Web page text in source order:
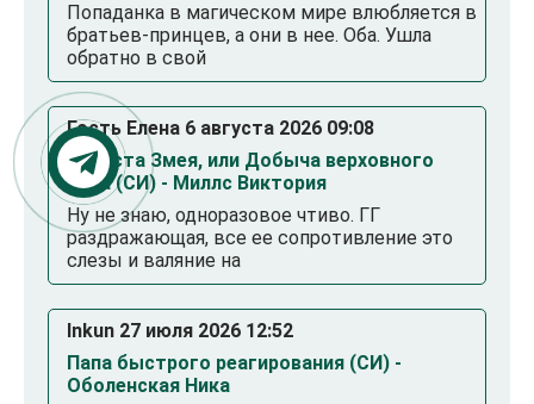
Попаданка в магическом мире влюбляется в
братьев-принцев, а они в нее. Оба. Ушла
обратно в свой
Гость Елена 6 августа 2026 09:08
Невеста Змея, или Добыча верховного
Нага (СИ) - Миллс Виктория
Ну не знаю, одноразовое чтиво. ГГ
раздражающая, все ее сопротивление это
слезы и валяние на
Inkun 27 июля 2026 12:52
Папа быстрого реагирования (СИ) -
Оболенская Ника